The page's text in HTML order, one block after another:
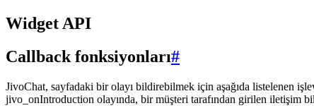
Widget API
Callback fonksiyonları#
JivoChat, sayfadaki bir olayı bildirebilmek için aşağıda listelenen
jivo_onIntroduction olayında, bir müşteri tarafından girilen iletişim